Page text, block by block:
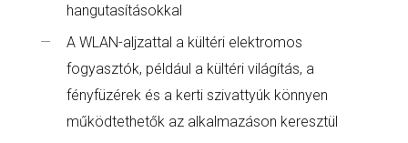
hangutasításokkal
A WLAN-aljzattal a kültéri elektromos
fogyasztók, például a kültéri világítás, a
fényfüzérek és a kerti szivattyúk könnyen
működtethetők az alkalmazáson keresztül